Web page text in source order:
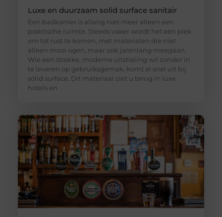
Luxe en duurzaam solid surface sanitair
Een badkamer is allang niet meer alleen een
praktische ruimte. Steeds vaker wordt het een plek
om tot rust te komen, met materialen die niet
alleen mooi ogen, maar ook jarenlang meegaan.
Wie een strakke, moderne uitstraling wil zonder in
te leveren op gebruiksgemak, komt al snel uit bij
solid surface. Dit materiaal ziet u terug in luxe
hotels en